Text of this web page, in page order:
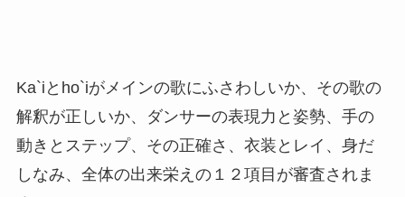
Ka`iとho`iがメインの歌にふさわしいか、その歌の
解釈が正しいか、ダンサーの表現力と姿勢、手の
動きとステップ、その正確さ、衣装とレイ、身だ
しなみ、全体の出来栄えの１２項目が審査されま